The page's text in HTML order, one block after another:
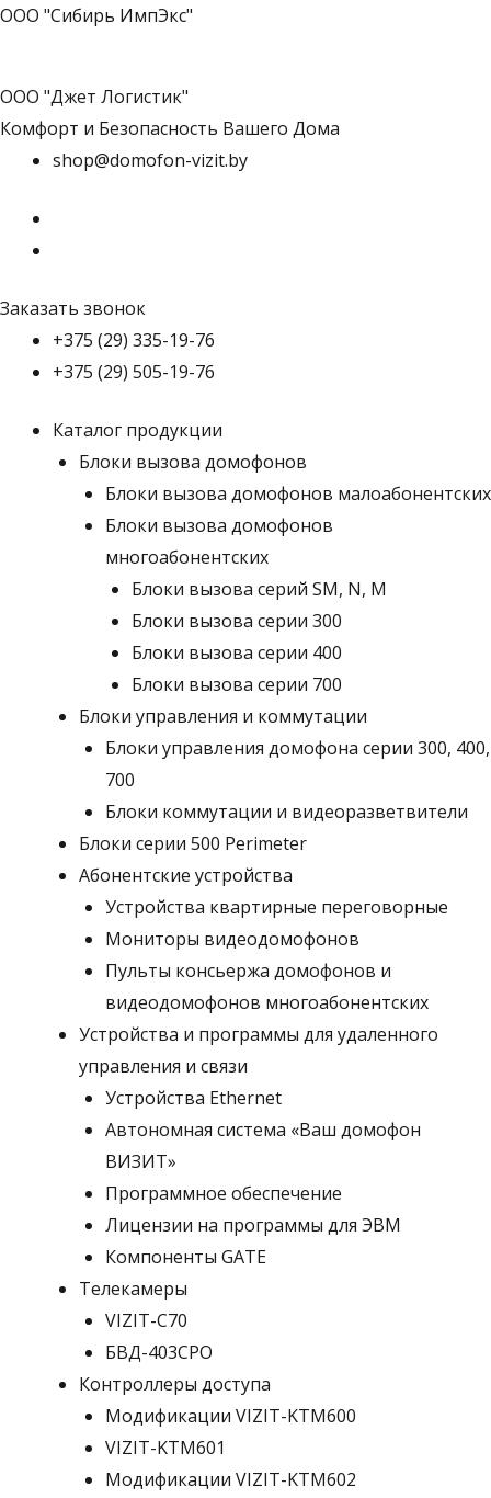
ООО "Сибирь ИмпЭкс"
ООО "Джет Логистик"
Комфорт и Безопасность Вашего Дома
shop@domofon-vizit.by
Заказать звонок
+375 (29) 335-19-76
+375 (29) 505-19-76
Каталог продукции
Блоки вызова домофонов
Блоки вызова домофонов малоабонентских
Блоки вызова домофонов
многоабонентских
Блоки вызова серий SM, N, M
Блоки вызова серии 300
Блоки вызова серии 400
Блоки вызова серии 700
Блоки управления и коммутации
Блоки управления домофона серии 300, 400,
700
Блоки коммутации и видеоразветвители
Блоки серии 500 Perimeter
Абонентские устройства
Устройства квартирные переговорные
Мониторы видеодомофонов
Пульты консьержа домофонов и
видеодомофонов многоабонентских
Устройства и программы для удаленного
управления и связи
Устройства Ethernet
Автономная система «Ваш домофон
ВИЗИТ»
Программное обеспечение
Лицензии на программы для ЭВМ
Компоненты GATE
Телекамеры
VIZIT-C70
БВД-403СРО
Контроллеры доступа
Модификации VIZIT-KTM600
VIZIT-KTM601
Модификации VIZIT-KTM602